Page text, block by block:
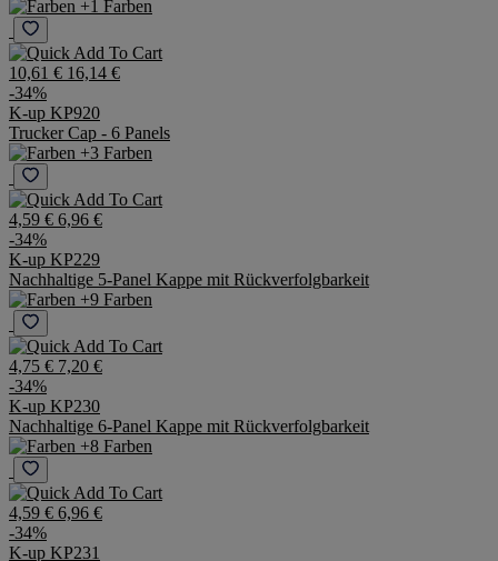
Perforierte 6-Panel-Kappe
10,61 €
-34%
K-up KP920
Trucker Cap - 6 Panels
4,59 € 6,96 €
-34%
K-up KP229
Nachhaltige 5-Panel Kappe mit Rückverfolgbarkeit
+9 Farben
4,75 €
-34%
K-up KP230
Nachhaltige 6-Panel Kappe mit Rückverfolgbarkeit
+8 Farben